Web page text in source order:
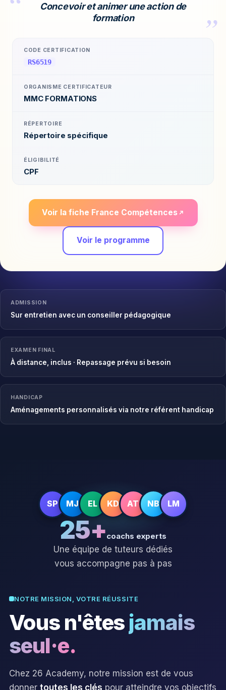
Concevoir et animer une action de
formation
CODE CERTIFICATION
RS6519
ORGANISME CERTIFICATEUR
MMC FORMATIONS
RÉPERTOIRE
Répertoire spécifique
ÉLIGIBILITÉ
CPF
Voir la fiche France Compétences
Voir le programme
ADMISSION
Sur entretien avec un conseiller pédagogique
EXAMEN FINAL
À distance, inclus · Repassage prévu si besoin
HANDICAP
Aménagements personnalisés via notre référent handicap
SP MJ EL KD AT NB LM
25+coachs experts
Une équipe de tuteurs dédiés
vous accompagne pas à pas
NOTRE MISSION, VOTRE RÉUSSITE
Vous n'êtesjamais
seul·e.
Chez 26 Academy, notre mission est de vous
donner toutes les clés pour atteindre vos objectifs